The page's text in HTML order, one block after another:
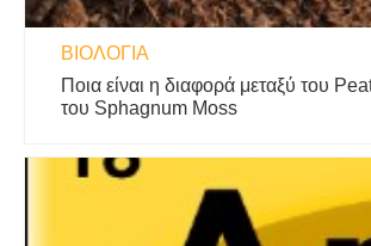
ΒΙΟΛΟΓΊΑ
Ποια είναι η διαφορά μεταξύ του
του Sphagnum Moss